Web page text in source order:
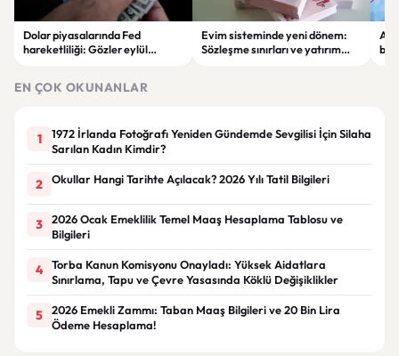
Dolar piyasalarında Fed
hareketliliği: Gözler eylül
Evim sisteminde yeni dönem:
Sözleşme sınırları ve yatırım
EN ÇOK OKUNANLAR
1
1972 İrlanda Fotoğrafı Yeniden Gündemde Sevgilisi İçin Silaha
Sarılan Kadın Kimdir?
2 Okullar Hangi Tarihte Açılacak? 2026 Yılı Tatil Bilgileri
3
2026 Ocak Emeklilik Temel Maaş Hesaplama Tablosu ve
Bilgileri
4
Torba Kanun Komisyonu Onayladı: Yüksek Aidatlara
Sınırlama, Tapu ve Çevre Yasasında Köklü Değişiklikler
5
2026 Emekli Zammı: Taban Maaş Bilgileri ve 20 Bin Lira
Ödeme Hesaplama!